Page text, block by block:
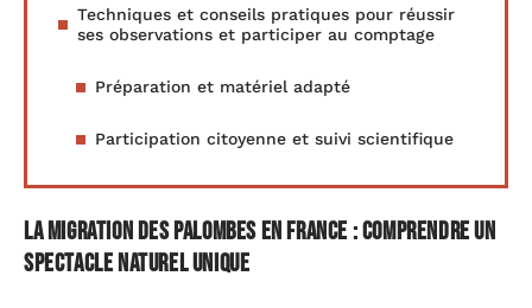
Techniques et conseils pratiques pour réussir
ses observations et participer au comptage
Préparation et matériel adapté
Participation citoyenne et suivi scientifique
La migration des palombes en France : comprendre un
spectacle naturel unique